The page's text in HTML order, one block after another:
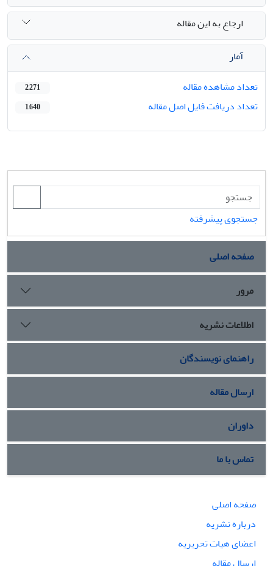
ارجاع به این مقاله
آمار
تعداد مشاهده مقاله
2,271
تعداد دریافت فایل اصل مقاله 1,640
جستجوی پیشرفته
صفحه اصلی
مرور
اطلاعات نشریه
راهنمای نویسندگان
ارسال مقاله
داوران
تماس با ما
صفحه اصلی
درباره نشریه
اعضای هیات تحریریه